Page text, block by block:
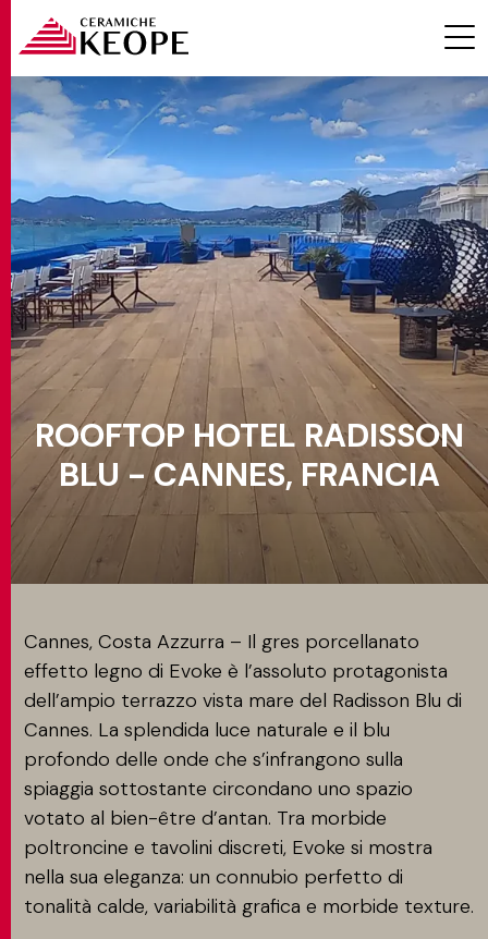
PROGETTI
MAGAZINE
EVENTI
CONTATTI
MATCH APP
CERCA
AREA RISERVATA
ROOFTOP HOTEL RADISSON
BLU - CANNES, FRANCIA
Cannes, Costa Azzurra – Il gres porcellanato
effetto legno di Evoke è l’assoluto protagonista
dell’ampio terrazzo vista mare del Radisson Blu di
Cannes. La splendida luce naturale e il blu
profondo delle onde che s’infrangono sulla
spiaggia sottostante circondano uno spazio
votato al bien-être d’antan. Tra morbide
poltroncine e tavolini discreti, Evoke si mostra
nella sua eleganza: un connubio perfetto di
tonalità calde, variabilità grafica e morbide texture.